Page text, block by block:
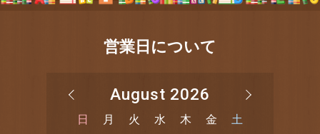
営業日について
August 2026
日 月 火 水 木 金
土